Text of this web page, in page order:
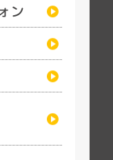
ン